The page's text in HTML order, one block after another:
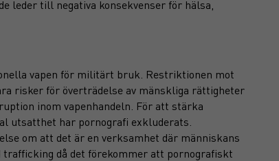
leder till negativa konsekvenser för hälsa,
vapen för militärt bruk. Restriktionen mot
risker för överträdelse av mänskliga rättigheter
inom vapenhandeln. För att stärka
utsatthet har pornografi exkluderats.
om att det är en verksamhet där människans
då det förekommer att pornografiskt